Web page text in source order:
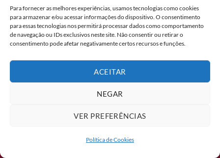
Para fornecer as melhores experiências, usamos tecnologias como cookies
para armazenar e/ou acessar informações do dispositivo. O consentimento
para essas tecnologias nos permitirá processar dados como comportamento
de navegação ou IDs exclusivos neste site. Não consentir ou retirar o
consentimento pode afetar negativamente certos recursos e funções.
ACEITAR
NEGAR
VER PREFERÊNCIAS
Política de Cookies
VINHO IL MAESTRO
BIANCO 750ML
Formaggio Food Service